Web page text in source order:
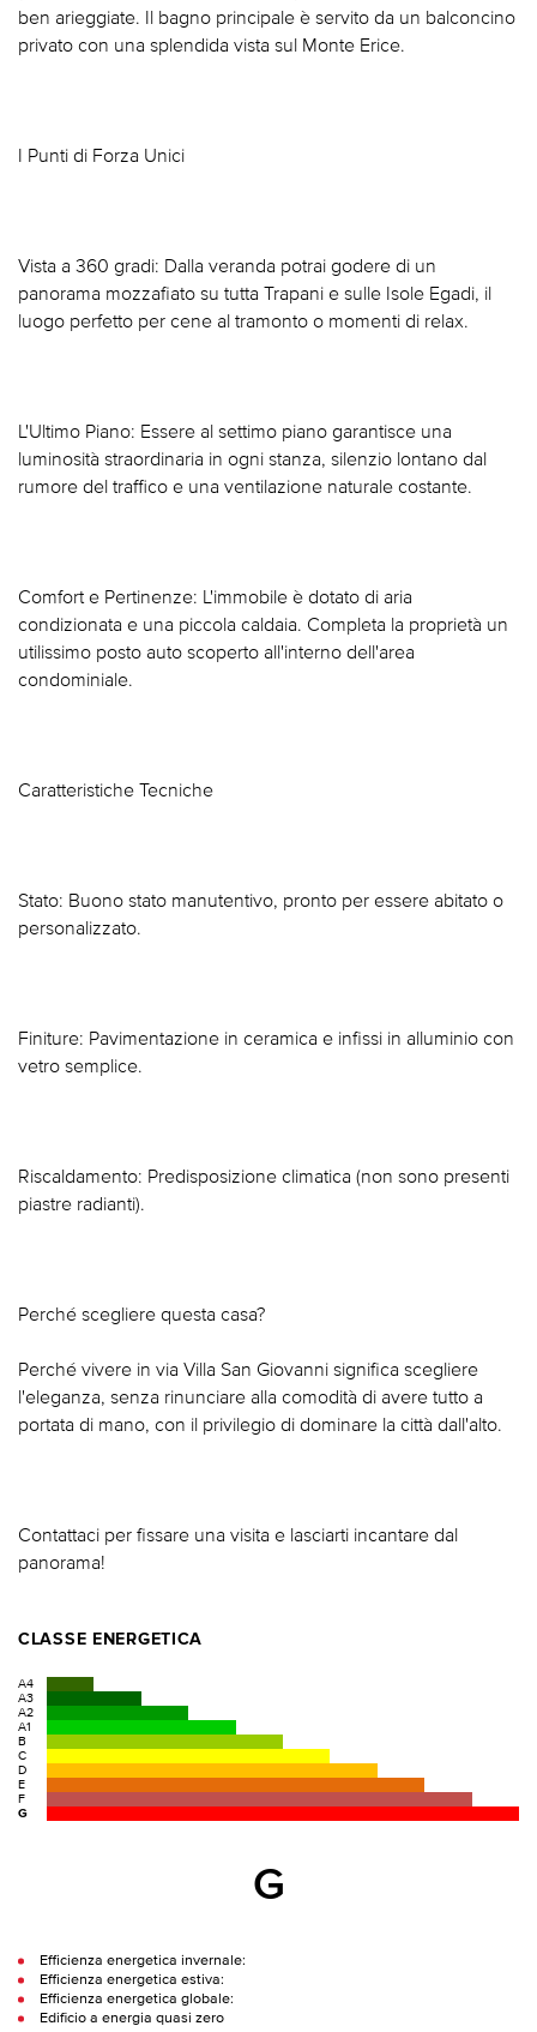
ben arieggiate. Il bagno principale è servito da un balconcino
privato con una splendida vista sul Monte Erice.
I Punti di Forza Unici
Vista a 360 gradi: Dalla veranda potrai godere di un
panorama mozzafiato su tutta Trapani e sulle Isole Egadi, il
luogo perfetto per cene al tramonto o momenti di relax.
L'Ultimo Piano: Essere al settimo piano garantisce una
luminosità straordinaria in ogni stanza, silenzio lontano dal
rumore del traffico e una ventilazione naturale costante.
Comfort e Pertinenze: L'immobile è dotato di aria
condizionata e una piccola caldaia. Completa la proprietà un
utilissimo posto auto scoperto all'interno dell'area
condominiale.
Caratteristiche Tecniche
Stato: Buono stato manutentivo, pronto per essere abitato o
personalizzato.
Finiture: Pavimentazione in ceramica e infissi in alluminio con
vetro semplice.
Riscaldamento: Predisposizione climatica (non sono presenti
piastre radianti).
Perché scegliere questa casa?
Perché vivere in via Villa San Giovanni significa scegliere
l'eleganza, senza rinunciare alla comodità di avere tutto a
portata di mano, con il privilegio di dominare la città dall'alto.
Contattaci per fissare una visita e lasciarti incantare dal
panorama!
CLASSE ENERGETICA
A4
A3
A2
A1
B
C
D
E
F
G
G
Efficienza energetica invernale:
Efficienza energetica estiva:
Efficienza energetica globale:
Edificio a energia quasi zero